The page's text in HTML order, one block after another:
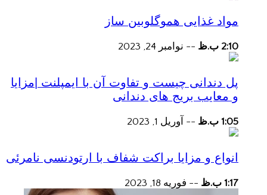
مواد غذایی هموگلوبین ساز
2:10 ب.ظ -- نوامبر 24, 2023
پل دندانی چیست و تفاوت آن با ایمپلنت |مزایا
و معایب بریج های دندانی
1:05 ب.ظ -- آوریل 1, 2023
انواع و مزایا براکت شفاف با ارتودنسی نامرئی
1:17 ب.ظ -- فوریه 18, 2023